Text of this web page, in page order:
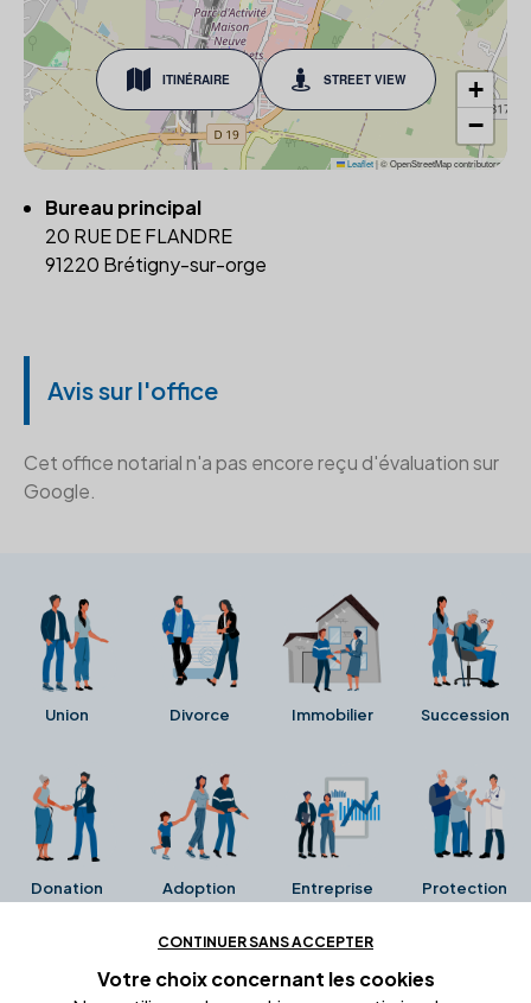
ITINÉRAIRE STREET VIEW
+
−
Leaflet|© OpenStreetMap contributors
Bureau principal
20 RUE DE FLANDRE
91220 Brétigny-sur-orge
Avis sur l'office
Cet office notarial n'a pas encore reçu d'évaluation sur
Google.
Union Divorce Immobilier Succession
Donation Adoption Entreprise Protection
Ces avis proviennent directement de la fiche Google
CONTINUER SANS ACCEPTER
Votre choix concernant les cookies